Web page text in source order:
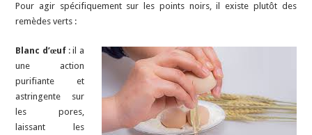
Pour agir spécifiquement sur les points noirs, il existe plutôt des
remèdes verts :
Blanc d’œuf: il a
une action
purifiante et
astringente sur
les pores,
laissant les